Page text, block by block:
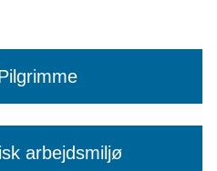
arbejdsmiljø